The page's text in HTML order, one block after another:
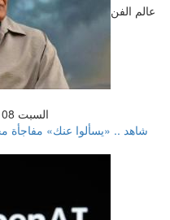
عالم الفن
السبت 08 أغسطس 2026 09:53 مساءً